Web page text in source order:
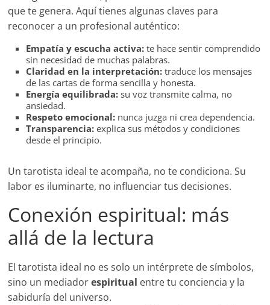
que te genera. Aquí tienes algunas claves para
reconocer a un profesional auténtico:
Empatía y escucha activa: te hace sentir comprendido
sin necesidad de muchas palabras.
Claridad en la interpretación: traduce los mensajes
de las cartas de forma sencilla y honesta.
Energía equilibrada: su voz transmite calma, no
ansiedad.
Respeto emocional: nunca juzga ni crea dependencia.
Transparencia: explica sus métodos y condiciones
desde el principio.
Un tarotista ideal te acompaña, no te condiciona. Su
labor es iluminarte, no influenciar tus decisiones.
Conexión espiritual: más
allá de la lectura
El tarotista ideal no es solo un intérprete de símbolos,
sino un mediadorespiritual entre tu conciencia y la
sabiduría del universo.